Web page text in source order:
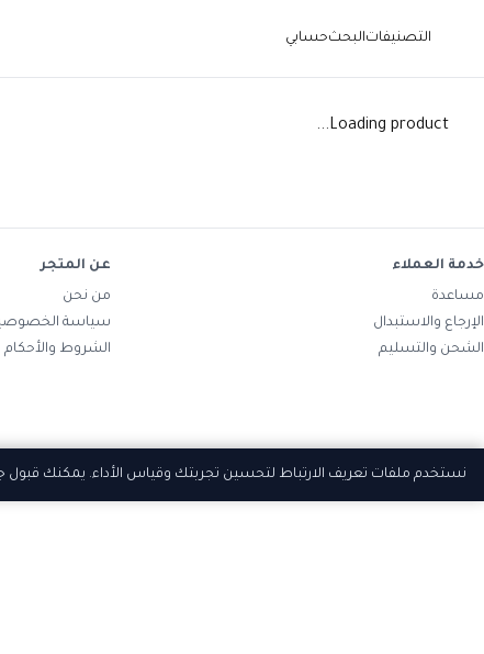
التصنيفاتالبحثحسابي
Loading product...
خدمة العملاء
مساعدة
الإرجاع والاستبدال
الشحن والتسليم
عن المتجر
من نحن
سياسة
الشروط والأحكام
نستخدم ملفات تعريف الارتباط لتحسين تجربتك وقياس الأداء. يمكنك